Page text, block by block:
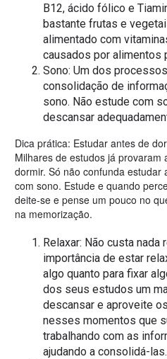
B12, ácido fólico e
bastante frutas e
alimentado com
causados por alimentos
Sono: Um dos
consolidação de
sono. Não estude com
descansar
Dica prática: Estudar antes de
Milhares de estudos já
dormir. Só não confunda
com sono. Estude e quando
deite-se e pense um pouco no
na memorização.
Relaxar: Não custa nada
importância de estar
algo quanto para fixar
dos seus estudos um
descansar e aproveite
nesses momentos que
trabalhando com as
ajudando a consolidá-las.